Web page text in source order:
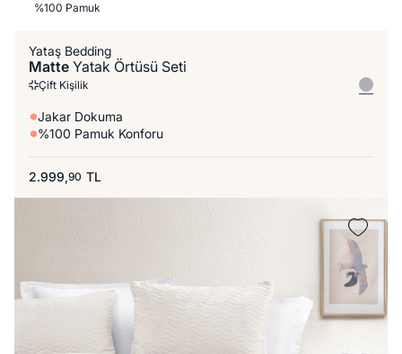
%100 Pamuk
Yataş Bedding
Matte Yatak Örtüsü Seti
Çift Kişilik
Jakar Dokuma
%100 Pamuk Konforu
2.999,90 TL